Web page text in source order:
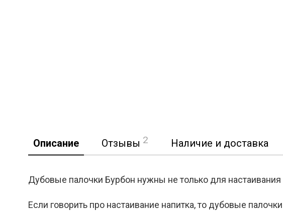
Описание Отзывы 2 Наличие и доставка
Дубовые палочки Бурбон нужны не только для
Если говорить про настаивание напитка, то дубовые
Реклама